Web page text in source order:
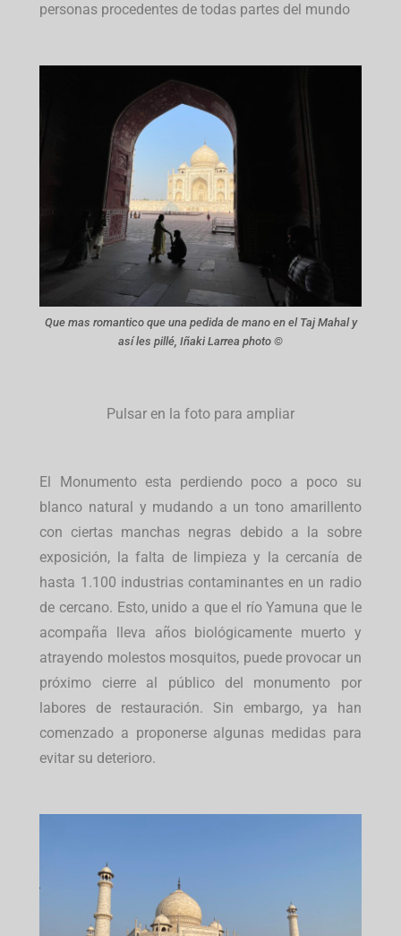
personas procedentes de todas partes del mundo
Que mas romantico que una pedida de mano en el Taj Mahal y
así les pillé, Iñaki Larrea photo ©
Pulsar en la foto para ampliar
El Monumento esta perdiendo poco a poco su
blanco natural y mudando a un tono amarillento
con ciertas manchas negras debido a la sobre
exposición, la falta de limpieza y la cercanía de
hasta 1.100 industrias contaminantes en un radio
de cercano. Esto, unido a que el río Yamuna que le
acompaña lleva años biológicamente muerto y
atrayendo molestos mosquitos, puede provocar un
próximo cierre al público del monumento por
labores de restauración. Sin embargo, ya han
comenzado a proponerse algunas medidas para
evitar su deterioro.